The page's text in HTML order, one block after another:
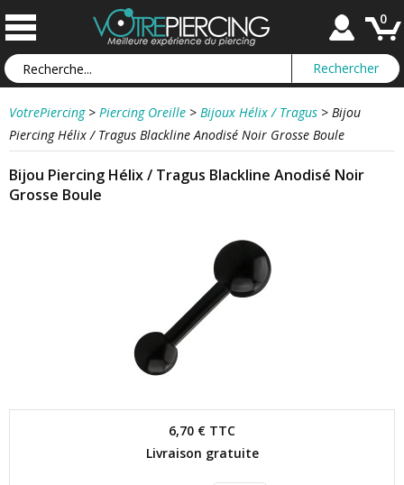
0
VotrePiercing > Piercing Oreille > Bijoux Hélix / Tragus > Bijou
Piercing Hélix / Tragus Blackline Anodisé Noir Grosse Boule
Bijou Piercing Hélix / Tragus Blackline Anodisé Noir
Grosse Boule
6,70 € TTC
Livraison gratuite